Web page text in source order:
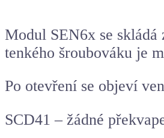
Modul SEN6x se skládá
tenkého šroubováku je
Po otevření se objeví
SCD41 – žádné